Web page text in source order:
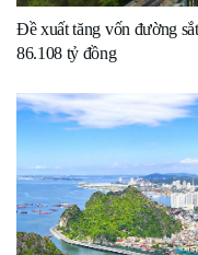
Đề xuất tăng vốn đường
86.108 tỷ đồng